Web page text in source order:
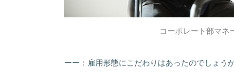
コーポレート部マ
ーー：雇用形態にこだわりはあったのでしょう